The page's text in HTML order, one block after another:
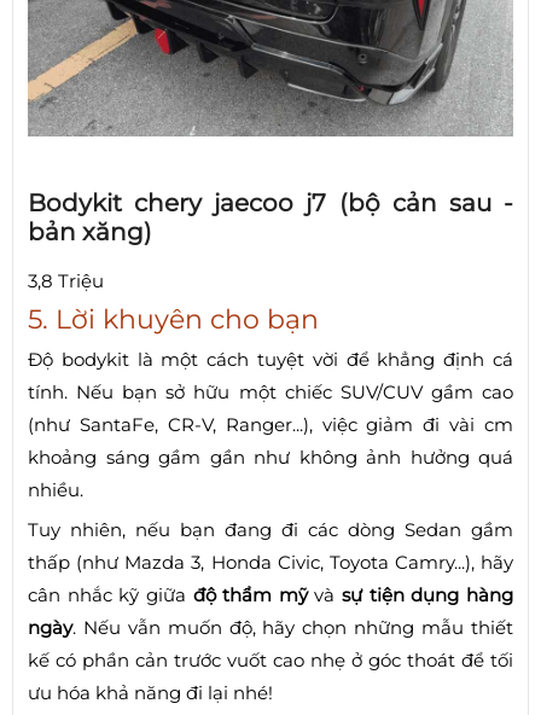
Bodykit chery jaecoo j7 (bộ cản sau -
bản xăng)
3,8 Triệu
5. Lời khuyên cho bạn
Độ bodykit là một cách tuyệt vời để khẳng định cá
tính. Nếu bạn sở hữu một chiếc SUV/CUV gầm cao
(như SantaFe, CR-V, Ranger...), việc giảm đi vài cm
khoảng sáng gầm gần như không ảnh hưởng quá
nhiều.
Tuy nhiên, nếu bạn đang đi các dòng Sedan gầm
thấp (như Mazda 3, Honda Civic, Toyota Camry...), hãy
cân nhắc kỹ giữa độ thẩm mỹvàsự tiện dụng hàng
ngày. Nếu vẫn muốn độ, hãy chọn những mẫu thiết
kế có phần cản trước vuốt cao nhẹ ở góc thoát để tối
ưu hóa khả năng đi lại nhé!